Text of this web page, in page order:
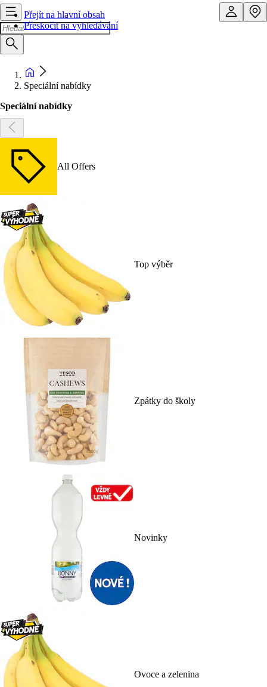
Přejít na hlavní obsah
Přeskočit na vyhledávání
Speciální nabídky
Speciální nabídky
All Offers
Top výběr
Zpátky do školy
Novinky
Ovoce a zelenina